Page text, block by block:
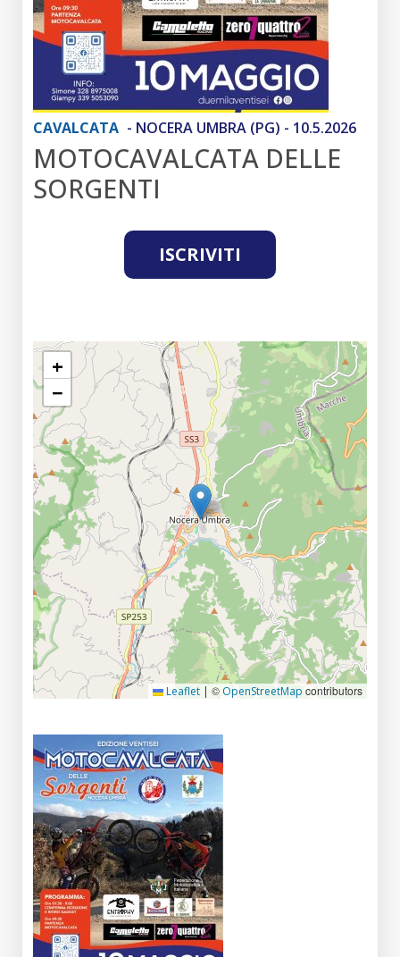
CAVALCATA - NOCERA UMBRA (PG) - 10.5.2026
MOTOCAVALCATA DELLE
SORGENTI
ISCRIVITI
+
−
Leaflet | © OpenStreetMap contributors